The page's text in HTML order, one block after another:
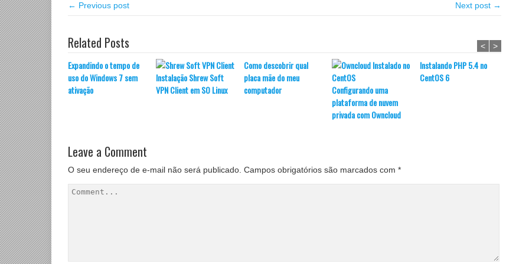
← Previous post Next post →
Related Posts
Expandindo o tempo de
uso do Windows 7 sem
ativação
Instalação Shrew Soft
VPN Client em SO Linux
Como descobrir qual
placa mãe do meu
computador
Configurando uma
plataforma de nuvem
privada com Owncloud
Instalando PHP 5.4 no
CentOS 6
< >
Leave a Comment
O seu endereço de e-mail não será publicado. Campos obrigatórios são marcados com *